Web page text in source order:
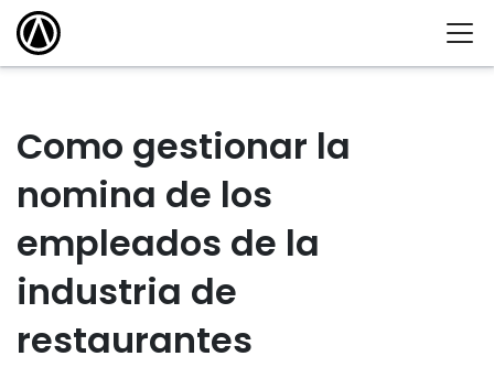
Como gestionar la
nomina de los
empleados de la
industria de
restaurantes